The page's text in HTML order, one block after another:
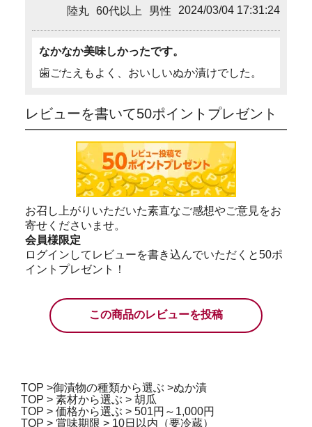
陸丸 60代以上 男性 2024/03/04 17:31:24
なかなか美味しかったです。
歯ごたえもよく、おいしいぬか漬けでした。
レビューを書いて50ポイントプレゼント
お召し上がりいただいた素直なご感想やご意見をお
寄せくださいませ。
会員様限定
ログインしてレビューを書き込んでいただくと50ポ
イントプレゼント！
この商品のレビューを投稿
TOP >御漬物の種類から選ぶ >ぬか漬
TOP > 素材から選ぶ > 胡瓜
TOP > 価格から選ぶ > 501円～1,000円
TOP > 賞味期限 > 10日以内（要冷蔵）